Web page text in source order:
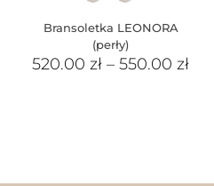
Bransoletka LEONORA
(perły)
520.00zł –550.00zł